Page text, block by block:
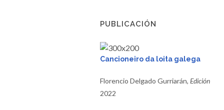
PUBLICACIÓN
Cancioneiro da loita galega
Florencio Delgado Gurriarán, Edición
2022